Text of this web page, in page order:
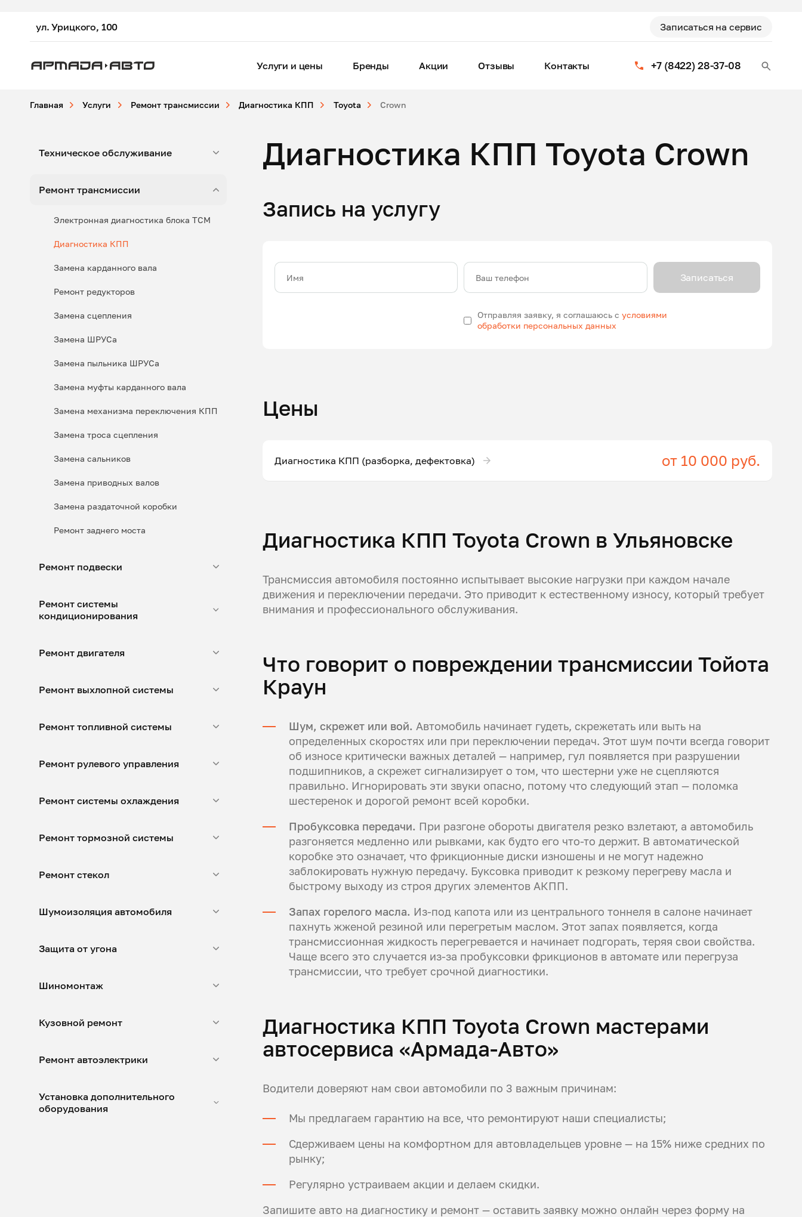
ул. Урицкого, 100 Записаться на сервис
+7 (8422) 28-37-08
Услуги и цены Бренды Акции Отзывы Контакты
Главная Услуги Ремонт трансмиссии Диагностика КПП Toyota Crown
Техническое обслуживание
Ремонт трансмиссии
Электронная диагностика блока ТСМ
Диагностика КПП
Замена карданного вала
Ремонт редукторов
Замена сцепления
Замена ШРУСа
Замена пыльника ШРУСа
Замена муфты карданного вала
Замена механизма переключения КПП
Замена троса сцепления
Замена сальников
Замена приводных валов
Замена раздаточной коробки
Ремонт заднего моста
Ремонт подвески
Ремонт системы
кондиционирования
Ремонт двигателя
Ремонт выхлопной системы
Ремонт топливной системы
Ремонт рулевого управления
Ремонт системы охлаждения
Ремонт тормозной системы
Ремонт стекол
Шумоизоляция автомобиля
Защита от угона
Шиномонтаж
Кузовной ремонт
Ремонт автоэлектрики
Установка дополнительного
оборудования
Диагностика КПП Toyota Crown
Запись на услугу
Имя Ваш телефон
Отправляя заявку, я соглашаюсь сусловиями
обработки персональных данных
Записаться
Цены
Диагностика КПП (разборка, дефектовка) от 10 000 руб.
Диагностика КПП Toyota Crown в Ульяновске
Трансмиссия автомобиля постоянно испытывает высокие нагрузки при каждом начале
движения и переключении передачи. Это приводит к естественному износу, который требует
внимания и профессионального обслуживания.
Что говорит о повреждении трансмиссии Тойота
Краун
Шум, скрежет или вой. Автомобиль начинает гудеть, скрежетать или выть на
определенных скоростях или при переключении передач. Этот шум почти всегда говорит
об износе критически важных деталей — например, гул появляется при разрушении
подшипников, а скрежет сигнализирует о том, что шестерни уже не сцепляются
правильно. Игнорировать эти звуки опасно, потому что следующий этап — поломка
шестеренок и дорогой ремонт всей коробки.
Пробуксовка передачи. При разгоне обороты двигателя резко взлетают, а автомобиль
разгоняется медленно или рывками, как будто его что-то держит. В автоматической
коробке это означает, что фрикционные диски изношены и не могут надежно
заблокировать нужную передачу. Буксовка приводит к резкому перегреву масла и
быстрому выходу из строя других элементов АКПП.
Запах горелого масла. Из-под капота или из центрального тоннеля в салоне начинает
пахнуть жженой резиной или перегретым маслом. Этот запах появляется, когда
трансмиссионная жидкость перегревается и начинает подгорать, теряя свои свойства.
Чаще всего это случается из-за пробуксовки фрикционов в автомате или перегруза
трансмиссии, что требует срочной диагностики.
Диагностика КПП Toyota Crown мастерами
автосервиса «Армада-Авто»
Водители доверяют нам свои автомобили по 3 важным причинам:
Мы предлагаем гарантию на все, что ремонтируют наши специалисты;
Сдерживаем цены на комфортном для автовладельцев уровне — на 15% ниже средних по
рынку;
Регулярно устраиваем акции и делаем скидки.
Запишите авто на диагностику и ремонт — оставить заявку можно онлайн через форму на